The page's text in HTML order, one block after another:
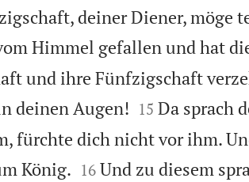
deiner Diener, möge
Himmel gefallen und hat
und ihre Fünfzigschaft
deinen Augen!
15 Da sprach
fürchte dich nicht vor ihm.
König.
16 Und zu diesem